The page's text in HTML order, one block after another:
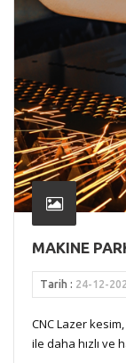
MAKINE
Tarih : 24-12-
CNC Lazer
ile daha hızlı ve